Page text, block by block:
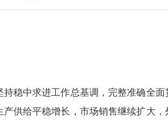
稳中求进工作总基调，完整准确全面
供给平稳增长，市场销售继续扩大，